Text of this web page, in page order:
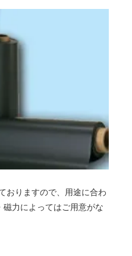
おりますので、用途に合わ
力によってはご用意がな